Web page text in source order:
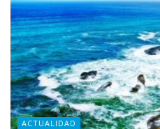
ACTUALIDAD